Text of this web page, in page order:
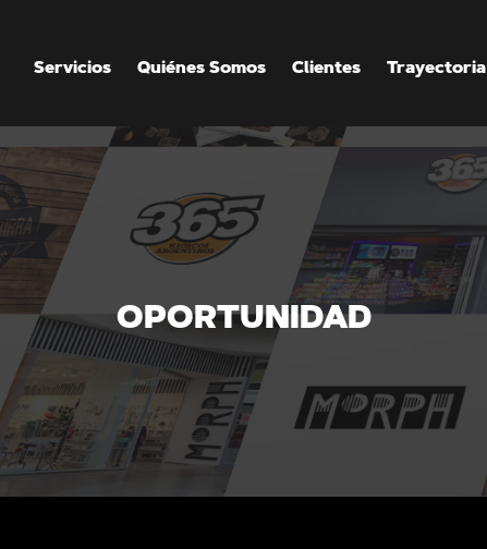
Servicios Quiénes Somos Clientes Trayectoria
OPORTUNIDAD